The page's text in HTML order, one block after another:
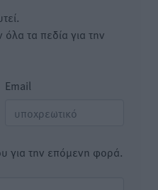
τα πεδία για την
Email
για την επόμενη φορά.